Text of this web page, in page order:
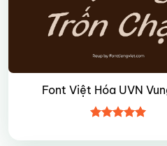
Font Việt Hóa UVN
hạng55